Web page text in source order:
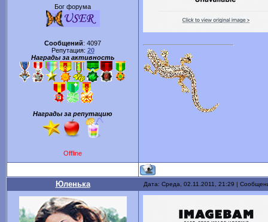
Бог форума
Сообщений: 4097
Репутация: 20
Награды за активность
Награды за репутацию
Offline
Юленька Дата: Среда, 02.11.2011, 21:29 |